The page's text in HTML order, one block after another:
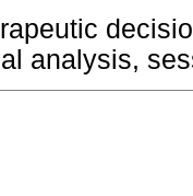
analysis,